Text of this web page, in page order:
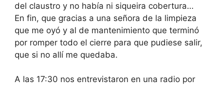
del claustro y no había ni siqueira cobertura…
En fin, que gracias a una señora de la limpieza
que me oyó y al de mantenimiento que terminó
por romper todo el cierre para que pudiese salir,
que si no allí me quedaba.
A las 17:30 nos entrevistaron en una radio por